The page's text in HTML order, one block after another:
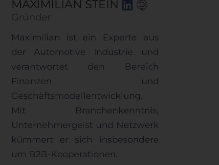
MAXIMILIAN STEIN
Gründer
Maximilian ist ein Experte aus
der Automotive Industrie und
verantwortet den Bereich
Finanzen und
Geschäftsmodellentwicklung.
Mit Branchenkenntnis,
Unternehmergeist und Netzwerk
kümmert er sich insbesondere
um B2B-Kooperationen.